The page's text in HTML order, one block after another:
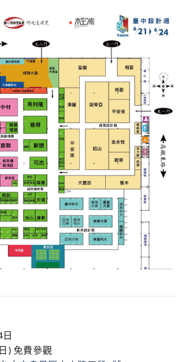
) 免費參觀